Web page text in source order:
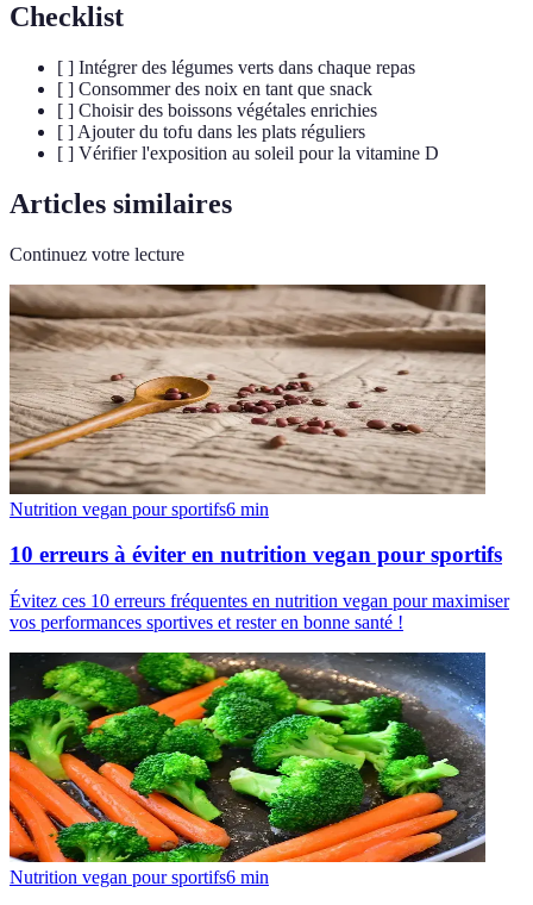
Checklist
[ ] Intégrer des légumes verts dans chaque repas
[ ] Consommer des noix en tant que snack
[ ] Choisir des boissons végétales enrichies
[ ] Ajouter du tofu dans les plats réguliers
[ ] Vérifier l'exposition au soleil pour la vitamine D
Articles similaires
Continuez votre lecture
Nutrition vegan pour sportifs6 min
10 erreurs à éviter en nutrition vegan pour sportifs
Évitez ces 10 erreurs fréquentes en nutrition vegan pour maximiser
vos performances sportives et rester en bonne santé !
Nutrition vegan pour sportifs6 min